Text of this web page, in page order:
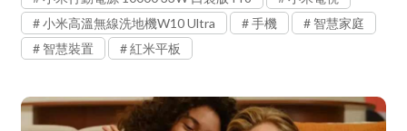
小米高溫無線洗地機W10 Ultra
手機
智慧家庭
智慧裝置
紅米平板